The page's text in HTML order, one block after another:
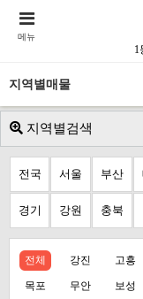
1
메뉴
지역별매물
지역별검색
전국 서울 부산
경기 강원 충북
전체 강진 고흥
목포 무안 보성